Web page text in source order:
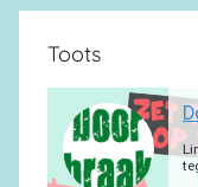
Toots